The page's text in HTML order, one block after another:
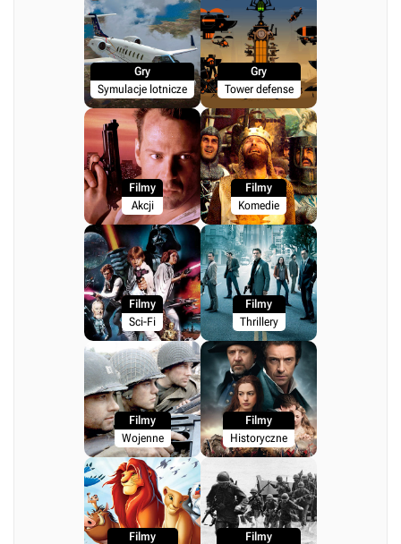
Gry
Symulacje lotnicze
Gry
Tower defense
Filmy
Akcji
Filmy
Komedie
Filmy
Sci-Fi
Filmy
Thrillery
Filmy
Wojenne
Filmy
Historyczne
Filmy
Filmy